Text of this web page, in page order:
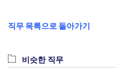
직무 목록으로 돌아가기
비슷한 직무